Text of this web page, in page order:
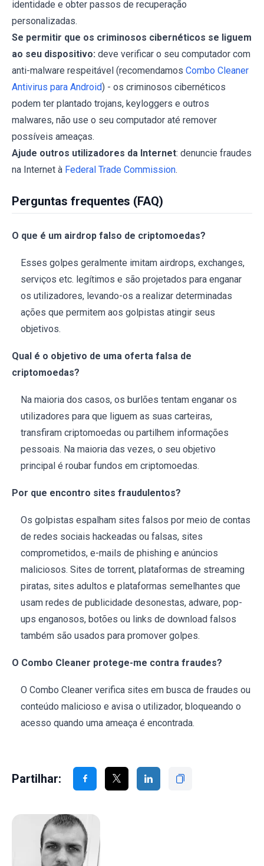
identidade e obter passos de recuperação
personalizadas.
Se permitir que os criminosos cibernéticos se liguem
ao seu dispositivo: deve verificar o seu computador com
anti-malware respeitável (recomendamos Combo Cleaner
Antivirus para Android) - os criminosos cibernéticos
podem ter plantado trojans, keyloggers e outros
malwares, não use o seu computador até remover
possíveis ameaças.
Ajude outros utilizadores da Internet: denuncie fraudes
na Internet à Federal Trade Commission.
Perguntas frequentes (FAQ)
O que é um airdrop falso de criptomoedas?
Esses golpes geralmente imitam airdrops, exchanges,
serviços etc. legítimos e são projetados para enganar
os utilizadores, levando-os a realizar determinadas
ações que permitem aos golpistas atingir seus
objetivos.
Qual é o objetivo de uma oferta falsa de
criptomoedas?
Na maioria dos casos, os burlões tentam enganar os
utilizadores para que liguem as suas carteiras,
transfiram criptomoedas ou partilhem informações
pessoais. Na maioria das vezes, o seu objetivo
principal é roubar fundos em criptomoedas.
Por que encontro sites fraudulentos?
Os golpistas espalham sites falsos por meio de contas
de redes sociais hackeadas ou falsas, sites
comprometidos, e-mails de phishing e anúncios
maliciosos. Sites de torrent, plataformas de streaming
piratas, sites adultos e plataformas semelhantes que
usam redes de publicidade desonestas, adware, pop-
ups enganosos, botões ou links de download falsos
também são usados para promover golpes.
O Combo Cleaner protege-me contra fraudes?
O Combo Cleaner verifica sites em busca de fraudes ou
conteúdo malicioso e avisa o utilizador, bloqueando o
acesso quando uma ameaça é encontrada.
Partilhar: